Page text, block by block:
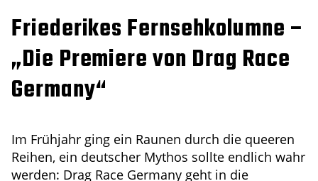
Friederikes Fernsehkolumne –
„Die Premiere von Drag Race
Germany“
Im Frühjahr ging ein Raunen durch die queeren
Reihen, ein deutscher Mythos sollte endlich wahr
werden: Drag Race Germany geht in die